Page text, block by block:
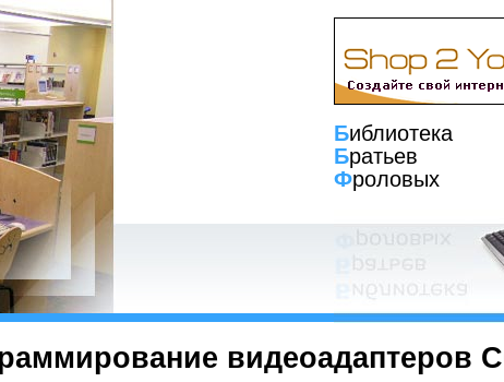
Библиотека
Братьев
Фроловых
видеоадаптеров